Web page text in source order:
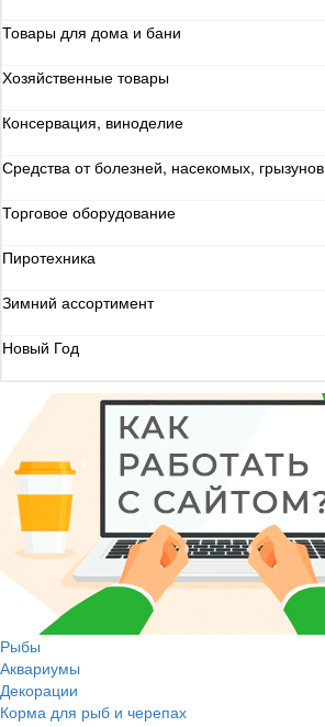
Товары для дома и бани
Хозяйственные товары
Консервация, виноделие
Средства от болезней, насекомых, грызунов
Торговое оборудование
Пиротехника
Зимний ассортимент
Новый Год
Рыбы
Аквариумы
Декорации
Корма для рыб и черепах